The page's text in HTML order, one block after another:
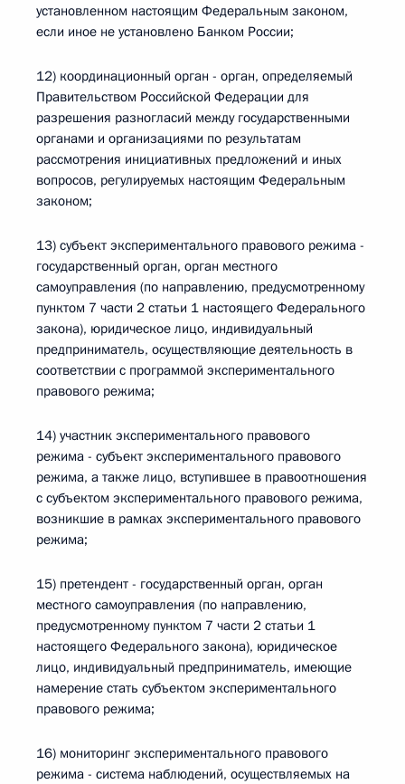
установленном настоящим Федеральным законом,
если иное не установлено Банком России;
12) координационный орган - орган, определяемый
Правительством Российской Федерации для
разрешения разногласий между государственными
органами и организациями по результатам
рассмотрения инициативных предложений и иных
вопросов, регулируемых настоящим Федеральным
законом;
13) субъект экспериментального правового режима -
государственный орган, орган местного
самоуправления (по направлению, предусмотренному
пунктом 7 части 2 статьи 1 настоящего Федерального
закона), юридическое лицо, индивидуальный
предприниматель, осуществляющие деятельность в
соответствии с программой экспериментального
правового режима;
14) участник экспериментального правового
режима - субъект экспериментального правового
режима, а также лицо, вступившее в правоотношения
с субъектом экспериментального правового режима,
возникшие в рамках экспериментального правового
режима;
15) претендент - государственный орган, орган
местного самоуправления (по направлению,
предусмотренному пунктом 7 части 2 статьи 1
настоящего Федерального закона), юридическое
лицо, индивидуальный предприниматель, имеющие
намерение стать субъектом экспериментального
правового режима;
16) мониторинг экспериментального правового
режима - система наблюдений, осуществляемых на